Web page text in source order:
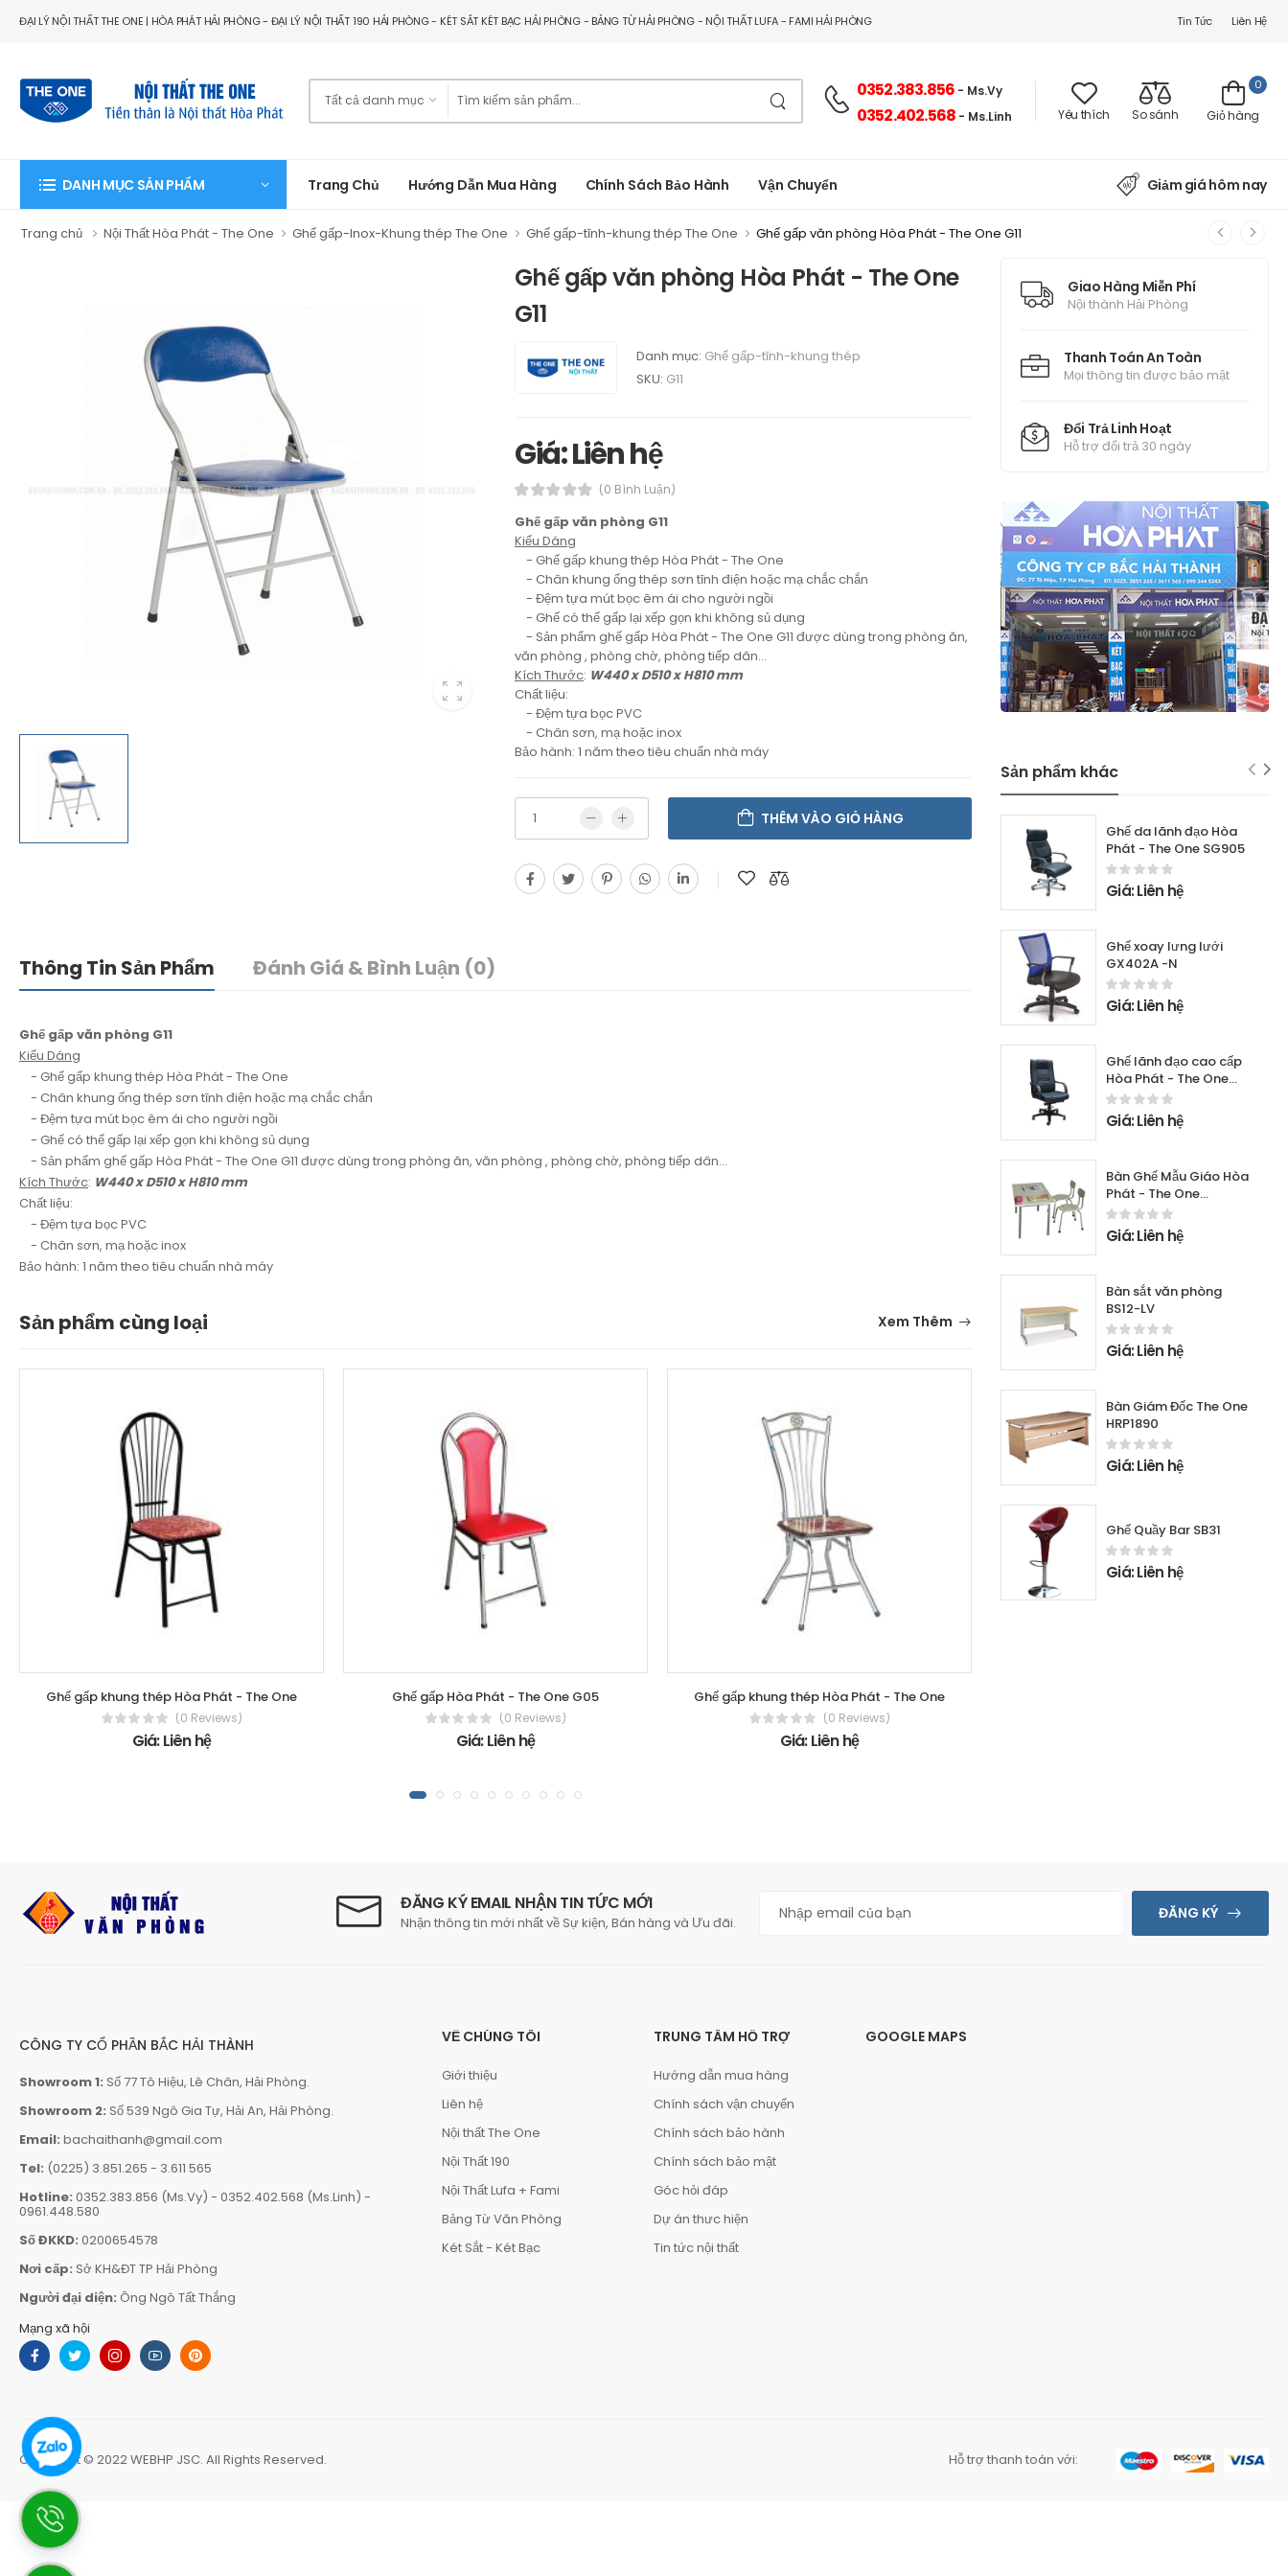
ĐẠI LÝ NỘI THẤT THE ONE | HÒA PHÁT HẢI PHÒNG - ĐẠI LÝ NỘI THẤT 190 HẢI PHÒNG - KÉT SẮT KÉT BẠC HẢI PHÒNG - BẢNG TỪ HẢI PHÒNG - NỘI THẤT LUFA - FAMI HẢI PHÒNG Tin Tức Liên Hệ
0352.383.856 - Ms.Vy
0352.402.568 - Ms.Linh Yêu thích So sánh
0
Giỏ hàng
DANH MỤC SẢN PHẨM Trang Chủ Hướng Dẫn Mua Hàng Chính Sách Bảo Hành Vận Chuyển Giảm giá hôm nay
Trang chủ Nội Thất Hòa Phát - The One Ghế gấp-Inox-Khung thép The One Ghế gấp-tĩnh-khung thép The One Ghế gấp văn phòng Hòa Phát - The One G11
Ghế gấp văn phòng Hòa Phát - The One
G11
Danh mục: Ghế gấp-tĩnh-khung thép
SKU: G11
Giá: Liên hệ
(0 Bình Luận)
Ghế gấp văn phòng G11
Kiểu Dáng
- Ghế gấp khung thép Hòa Phát - The One
- Chân khung ống thép sơn tĩnh điện hoặc mạ chắc chắn
- Đệm tựa mút bọc êm ái cho người ngồi
- Ghế có thể gấp lại xếp gọn khi không sủ dụng
- Sản phẩm ghế gấp Hòa Phát - The One G11 được dùng trong phòng ăn,
văn phòng , phòng chờ, phòng tiếp dân...
Kích Thước: W440 x D510 x H810 mm
Chất liệu:
- Đệm tựa bọc PVC
- Chân sơn, mạ hoặc inox
Bảo hành: 1 năm theo tiêu chuẩn nhà máy
THÊM VÀO GIỎ HÀNG
Thông Tin Sản Phẩm Đánh Giá & Bình Luận (0)
Ghế gấp văn phòng G11
Kiểu Dáng
- Ghế gấp khung thép Hòa Phát - The One
- Chân khung ống thép sơn tĩnh điện hoặc mạ chắc chắn
- Đệm tựa mút bọc êm ái cho người ngồi
- Ghế có thể gấp lại xếp gọn khi không sủ dụng
- Sản phẩm ghế gấp Hòa Phát - The One G11 được dùng trong phòng ăn, văn phòng , phòng chờ, phòng tiếp dân...
Kích Thước: W440 x D510 x H810 mm
Chất liệu:
- Đệm tựa bọc PVC
- Chân sơn, mạ hoặc inox
Bảo hành: 1 năm theo tiêu chuẩn nhà máy
Sản phẩm cùng loại Xem Thêm
Ghế gấp khung thép Hòa Phát - The One
(0 Reviews)
Giá: Liên hệ
Ghế gấp Hòa Phát - The One G05
(0 Reviews)
Giá: Liên hệ
Ghế gấp khung thép Hòa Phát - The One
(0 Reviews)
Giá: Liên hệ
Giao Hàng Miễn Phí
Nội thành Hải Phòng
Thanh Toán An Toàn
Mọi thông tin được bảo mật
Đổi Trả Linh Hoạt
Hỗ trợ đổi trả 30 ngày
Sản phẩm khác
Ghế da lãnh đạo Hòa
Phát - The One SG905
Giá: Liên hệ
Ghế xoay lưng lưới
GX402A -N
Giá: Liên hệ
Ghế lãnh đạo cao cấp
Hòa Phát - The One
SG350
Giá: Liên hệ
Bàn Ghế Mẫu Giáo Hòa
Phát - The One
GMG102A-1 +
BMG102A-1
Giá: Liên hệ
Bàn sắt văn phòng
BS12-LV
Giá: Liên hệ
Bàn Giám Đốc The One
HRP1890
Giá: Liên hệ
Ghế Quầy Bar SB31
Giá: Liên hệ
ĐĂNG KÝ EMAIL NHẬN TIN TỨC MỚI
Nhận thông tin mới nhất về Sự kiện, Bán hàng và Ưu đãi. ĐĂNG KÝ
CÔNG TY CỔ PHẦN BẮC HẢI THÀNH
Showroom 1: Số 77 Tô Hiệu, Lê Chân, Hải Phòng.
Showroom 2: Số 539 Ngô Gia Tự, Hải An, Hải Phòng.
Email: bachaithanh@gmail.com
Tel: (0225) 3.851.265 - 3.611 565
Hotline: 0352.383.856 (Ms.Vy) - 0352.402.568 (Ms.Linh) -
0961.448.580
Số ĐKKD: 0200654578
Nơi cấp: Sở KH&ĐT TP Hải Phòng
Người đại diện: Ông Ngô Tất Thắng
Mạng xã hội
VỀ CHÚNG TÔI
Giới thiệu
Liên hệ
Nội thất The One
Nội Thất 190
Nội Thất Lufa + Fami
Bảng Từ Văn Phòng
Két Sắt - Két Bạc
TRUNG TÂM HỖ TRỢ
Hướng dẫn mua hàng
Chính sách vận chuyển
Chính sách bảo hành
Chính sách bảo mật
Góc hỏi đáp
Dự án thưc hiện
Tin tức nội thất
GOOGLE MAPS
Copyright © 2022WEBHP JSC. All Rights Reserved. Hỗ trợ thanh toán với: